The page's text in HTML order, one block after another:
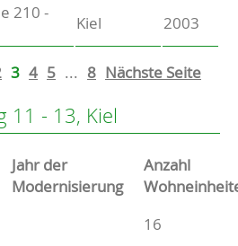
210 -
Kiel 2003
3 4 5 ... 8 Nächste Seite
11 - 13, Kiel
Jahr der
Modernisierung
Anzahl
16